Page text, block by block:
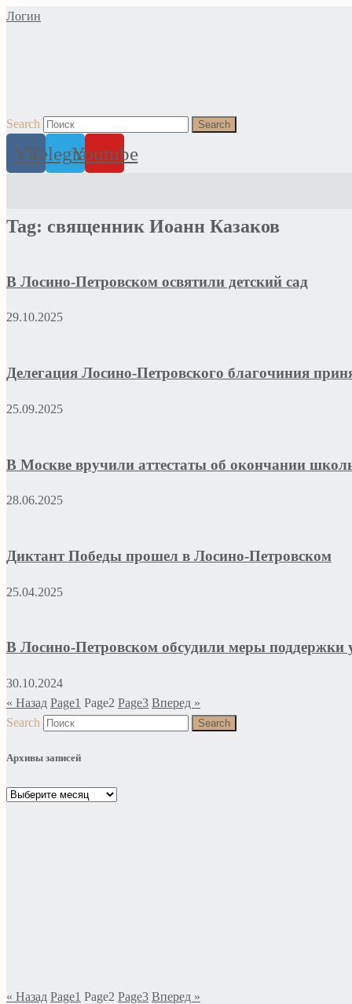
Перейти
Логин
Search Search
VkTelegramYoutube
Tag: священник Иоанн Казаков
В Лосино-Петровском освятили детский сад
29.10.2025
Делегация Лосино-Петровского благочиния
25.09.2025
В Москве вручили аттестаты об окончании
28.06.2025
Диктант Победы прошел в Лосино-Петровском
25.04.2025
В Лосино-Петровском обсудили меры поддержки
30.10.2024
« Назад Page1 Page2 Page3 Вперед »
Search
Search
Архивы записей
Архивы
« Назад Page1 Page2 Page3 Вперед »